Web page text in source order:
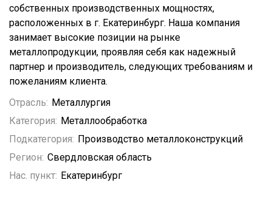
собственных производственных мощностях,
расположенных в г. Екатеринбург. Наша компания
занимает высокие позиции на рынке
металлопродукции, проявляя себя как надежный
партнер и производитель, следующих требованиям и
пожеланиям клиента.
Отрасль: Металлургия
Категория: Металлообработка
Подкатегория: Производство металлоконструкций
Регион: Свердловская область
Нас. пункт: Екатеринбург